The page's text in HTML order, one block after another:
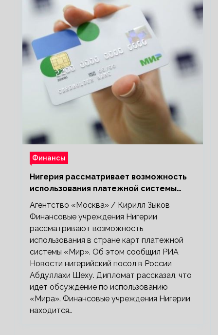
Финансы
Нигерия рассматривает возможность
использования платежной системы
«Мир»
Агентство «Москва» / Кирилл Зыков
Финансовые учреждения Нигерии
рассматривают возможность
использования в стране карт платежной
системы «Мир». Об этом сообщил РИА
Новости нигерийский посол в России
Абдуллахи Шеху. Дипломат рассказал, что
идет обсуждение по использованию
«Мира». Финансовые учреждения Нигерии
находится…